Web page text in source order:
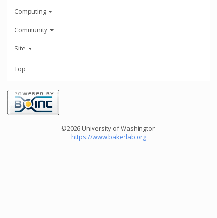
Computing
Community
Site
Top
©2026 University of Washington
https://www.bakerlab.org